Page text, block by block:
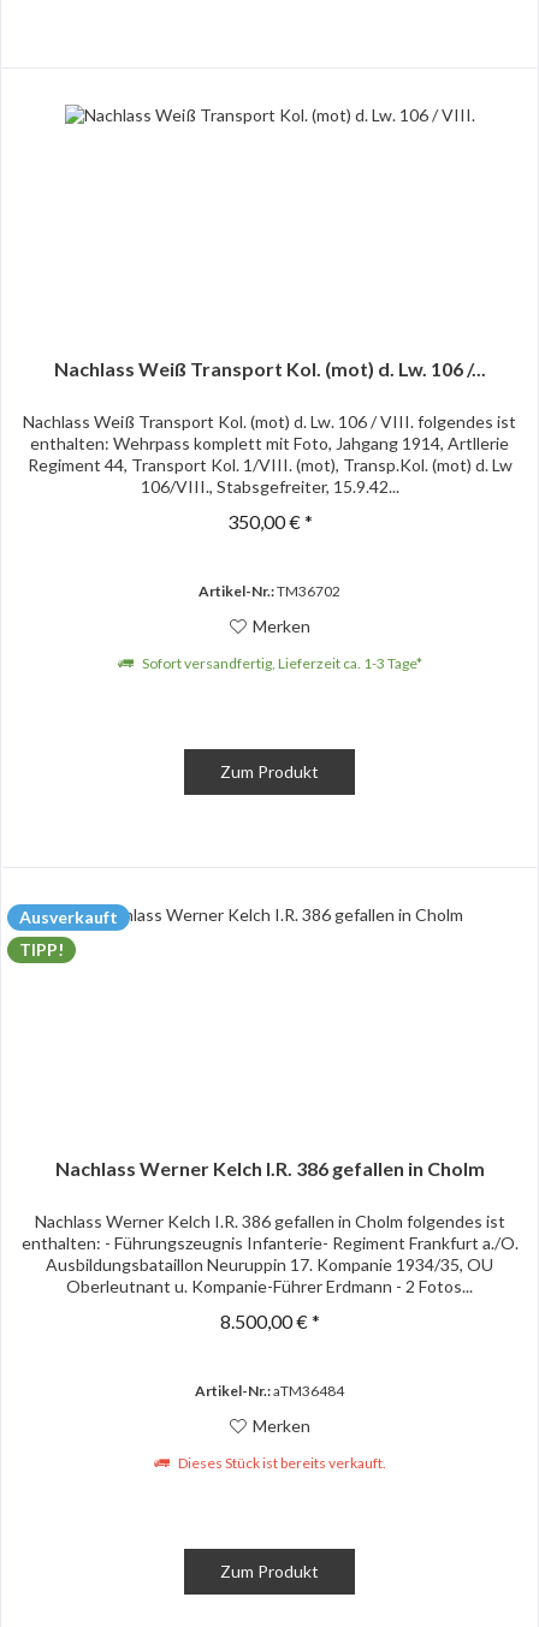
Nachlass Weiß Transport Kol. (mot) d. Lw. 106 /...
Nachlass Weiß Transport Kol. (mot) d. Lw. 106 / VIII. folgendes ist
enthalten: Wehrpass komplett mit Foto, Jahgang 1914, Artllerie
Regiment 44, Transport Kol. 1/VIII. (mot), Transp.Kol. (mot) d. Lw
106/VIII., Stabsgefreiter, 15.9.42...
350,00 € *
Artikel-Nr.:TM36702
Merken
Sofort versandfertig, Lieferzeit ca. 1-3 Tage*
Zum Produkt
Ausverkauft
TIPP!
Nachlass Werner Kelch I.R. 386 gefallen in Cholm
Nachlass Werner Kelch I.R. 386 gefallen in Cholm folgendes ist
enthalten: - Führungszeugnis Infanterie- Regiment Frankfurt a./O.
Ausbildungsbataillon Neuruppin 17. Kompanie 1934/35, OU
Oberleutnant u. Kompanie-Führer Erdmann - 2 Fotos...
8.500,00 € *
Artikel-Nr.:aTM36484
Merken
Dieses Stück ist bereits verkauft.
Zum Produkt